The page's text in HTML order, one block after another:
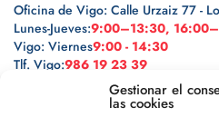
Gestionar el
las cookies
Oficina de Vigo: Calle Urzaiz 77 -
Lunes-Jueves:9:00–13:30,
Vigo: Viernes9:00 - 14:30
Tlf. Vigo:986 19 23 39